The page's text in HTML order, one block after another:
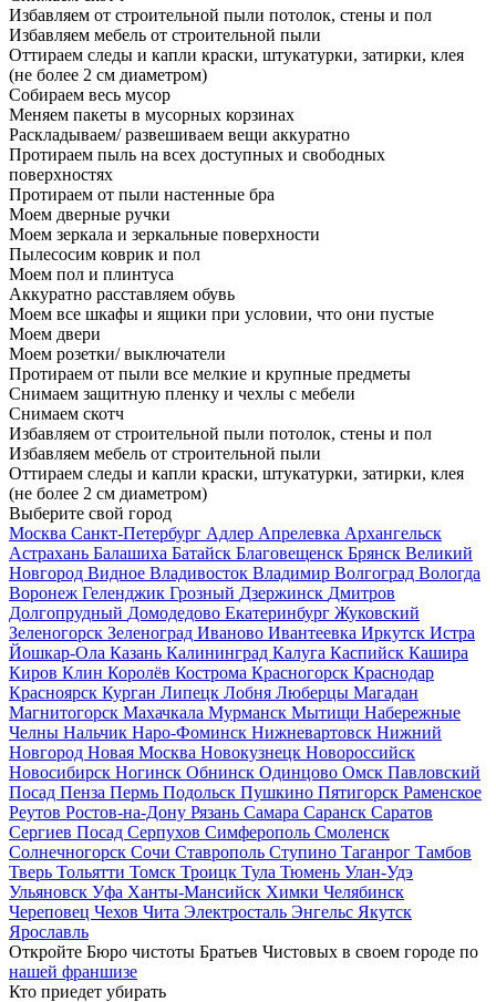
Избавляем от строительной пыли потолок, стены и пол
Избавляем мебель от строительной пыли
Оттираем следы и капли краски, штукатурки, затирки, клея
(не более 2 см диаметром)
Собираем весь мусор
Меняем пакеты в мусорных корзинах
Раскладываем/ развешиваем вещи аккуратно
Протираем пыль на всех доступных и свободных
поверхностях
Протираем от пыли настенные бра
Моем дверные ручки
Моем зеркала и зеркальные поверхности
Пылесосим коврик и пол
Моем пол и плинтуса
Аккуратно расставляем обувь
Моем все шкафы и ящики при условии, что они пустые
Моем двери
Моем розетки/ выключатели
Протираем от пыли все мелкие и крупные предметы
Снимаем защитную пленку и чехлы с мебели
Снимаем скотч
Избавляем от строительной пыли потолок, стены и пол
Избавляем мебель от строительной пыли
Оттираем следы и капли краски, штукатурки, затирки, клея
(не более 2 см диаметром)
Выберите свой город
Москва Санкт-Петербург Адлер Апрелевка Архангельск
Астрахань Балашиха Батайск Благовещенск Брянск Великий
Новгород Видное Владивосток Владимир Волгоград Вологда
Воронеж Геленджик Грозный Дзержинск Дмитров
Долгопрудный Домодедово Екатеринбург Жуковский
Зеленогорск Зеленоград Иваново Ивантеевка Иркутск Истра
Йошкар-Ола Казань Калининград Калуга Каспийск Кашира
Киров Клин Королёв Кострома Красногорск Краснодар
Красноярск Курган Липецк Лобня Люберцы Магадан
Магнитогорск Махачкала Мурманск Мытищи Набережные
Челны Нальчик Наро-Фоминск Нижневартовск Нижний
Новгород Новая Москва Новокузнецк Новороссийск
Новосибирск Ногинск Обнинск Одинцово Омск Павловский
Посад Пенза Пермь Подольск Пушкино Пятигорск Раменское
Реутов Ростов-на-Дону Рязань Самара Саранск Саратов
Сергиев Посад Серпухов Симферополь Смоленск
Солнечногорск Сочи Ставрополь Ступино Таганрог Тамбов
Тверь Тольятти Томск Троицк Тула Тюмень Улан-Удэ
Ульяновск Уфа Ханты-Мансийск Химки Челябинск
Череповец Чехов Чита Электросталь Энгельс Якутск
Ярославль
Откройте Бюро чистоты Братьев Чистовых в своем городе по
нашей франшизе
Кто приедет убирать